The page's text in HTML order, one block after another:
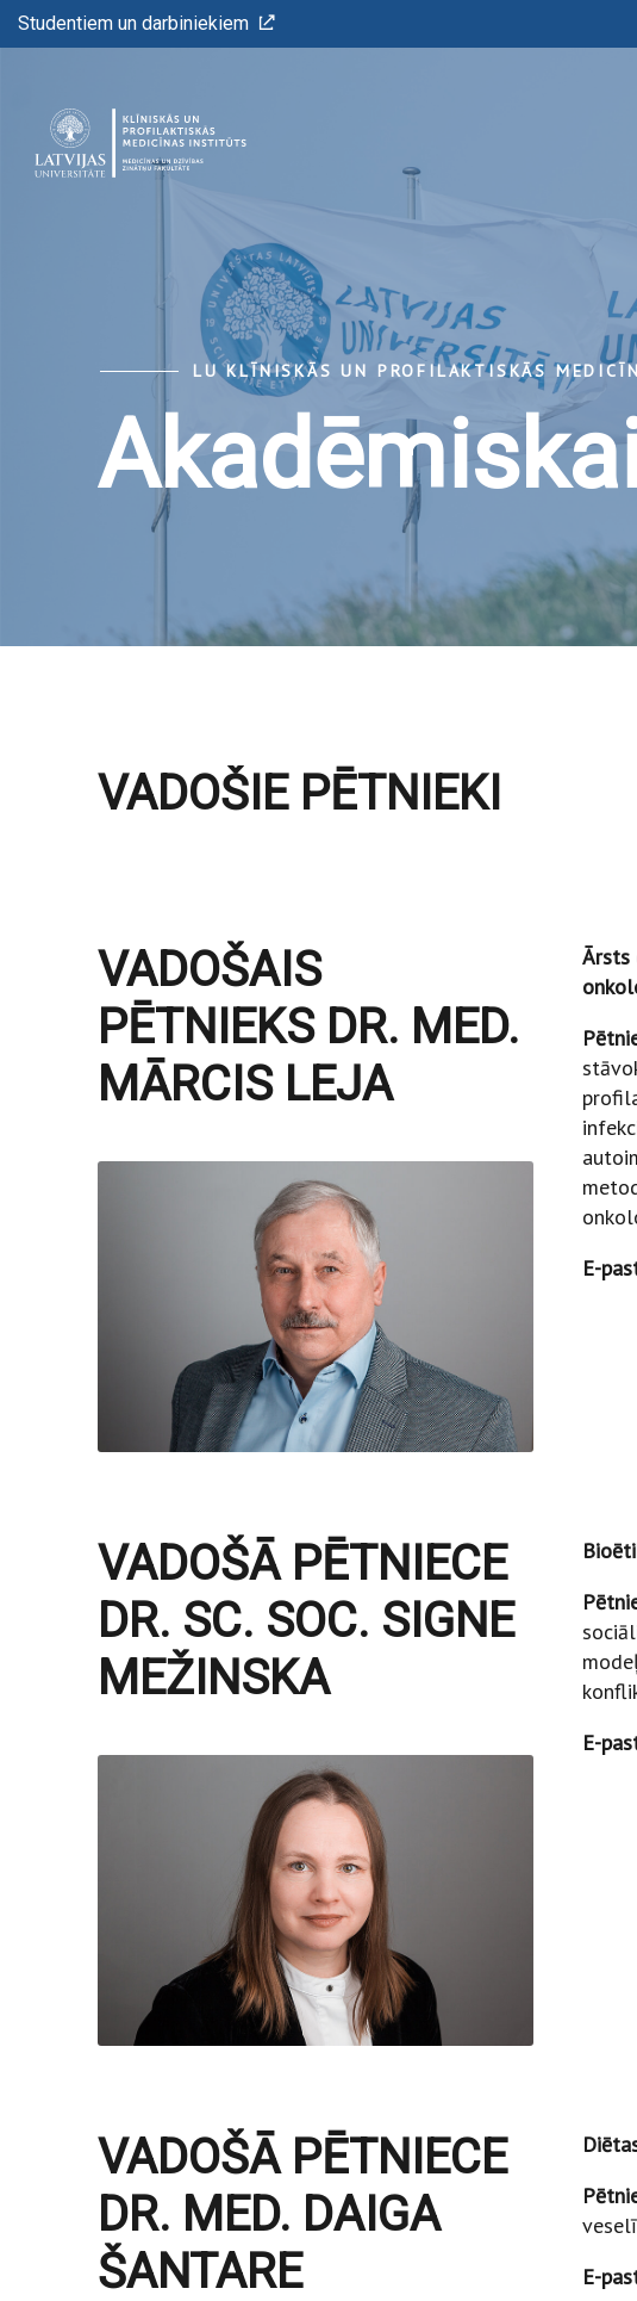
Studentiem un darbiniekiem
LU KLĪNISKĀS UN PROFILAKTISKĀS
VADOŠIE PĒTNIEKI
VADOŠAIS
PĒTNIEKS DR. MED.
MĀRCIS LEJA
Ārsts
E-
VADOŠĀ PĒTNIECE
DR. SC. SOC. SIGNE
MEŽINSKA
E-
VADOŠĀ PĒTNIECE
DR. MED. DAIGA
ŠANTARE
E-